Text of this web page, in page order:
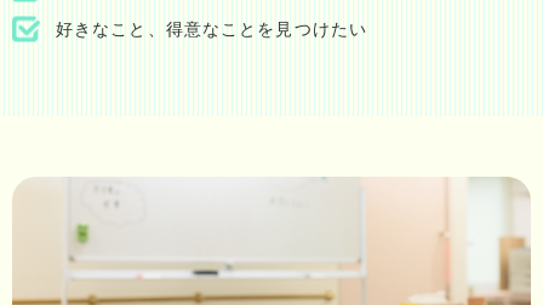
好きなこと、得意なことを見つけたい